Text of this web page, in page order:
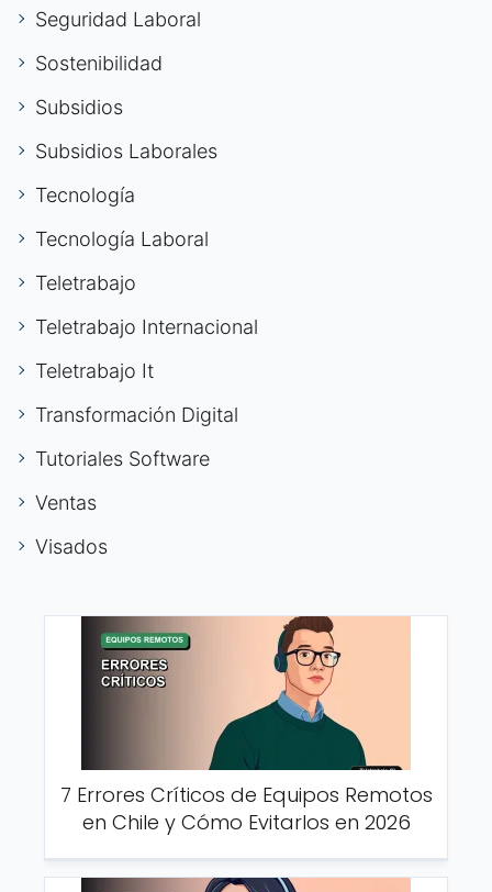
Seguridad Laboral
Sostenibilidad
Subsidios
Subsidios Laborales
Tecnología
Tecnología Laboral
Teletrabajo
Teletrabajo Internacional
Teletrabajo It
Transformación Digital
Tutoriales Software
Ventas
Visados
7 Errores Críticos de Equipos Remotos
en Chile y Cómo Evitarlos en 2026